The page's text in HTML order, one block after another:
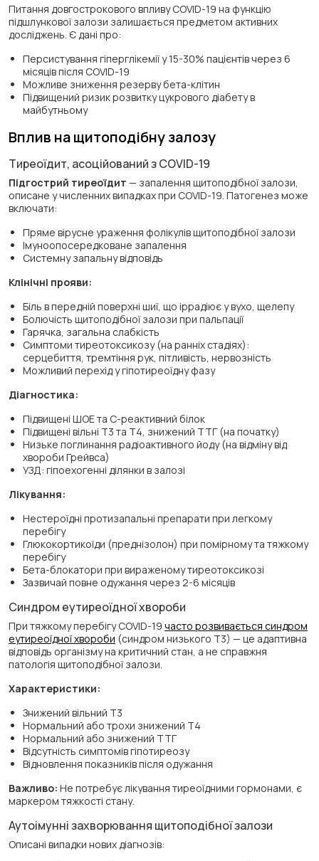
Питання довгострокового впливу COVID-19 на функцію
підшлункової залози залишається предметом активних
досліджень. Є дані про:
Персистування гіперглікемії у 15-30% пацієнтів через 6
місяців після COVID-19
Можливе зниження резерву бета-клітин
Підвищений ризик розвитку цукрового діабету в
майбутньому
Вплив на щитоподібну залозу
Тиреоїдит, асоційований з COVID-19
Підгострий тиреоїдит — запалення щитоподібної залози,
описане у численних випадках при COVID-19. Патогенез може
включати:
Пряме вірусне ураження фолікулів щитоподібної залози
Імуноопосередковане запалення
Системну запальну відповідь
Клінічні прояви:
Біль в передній поверхні шиї, що іррадіює у вухо, щелепу
Болючість щитоподібної залози при пальпації
Гарячка, загальна слабкість
Симптоми тиреотоксикозу (на ранніх стадіях):
серцебиття, тремтіння рук, пітливість, нервозність
Можливий перехід у гіпотиреоїдну фазу
Діагностика:
Підвищені ШОЕ та С-реактивний білок
Підвищені вільні Т3 та Т4, знижений ТТГ (на початку)
Низьке поглинання радіоактивного йоду (на відміну від
хвороби Грейвса)
УЗД: гіпоехогенні ділянки в залозі
Лікування:
Нестероїдні протизапальні препарати при легкому
перебігу
Глюкокортикоїди (преднізолон) при помірному та тяжкому
перебігу
Бета-блокатори при вираженому тиреотоксикозі
Зазвичай повне одужання через 2-6 місяців
Синдром еутиреоїдної хвороби
При тяжкому перебігу COVID-19 часто розвивається синдром
еутиреоїдної хвороби (синдром низького Т3) — це адаптивна
відповідь організму на критичний стан, а не справжня
патологія щитоподібної залози.
Характеристики:
Знижений вільний Т3
Нормальний або трохи знижений Т4
Нормальний або знижений ТТГ
Відсутність симптомів гіпотиреозу
Відновлення показників після одужання
Важливо: Не потребує лікування тиреоїдними гормонами, є
маркером тяжкості стану.
Аутоімунні захворювання щитоподібної залози
Описані випадки нових діагнозів: